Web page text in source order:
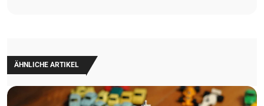
ÄHNLICHE ARTIKEL